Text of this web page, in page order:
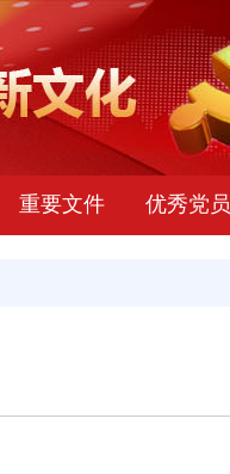
重要文件 优秀党员